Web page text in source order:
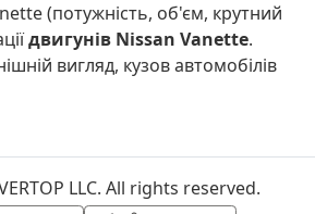
(потужність, об'єм, крутний
двигунів Nissan Vanette.
вигляд, кузов автомобілів
LLC. All rights reserved.